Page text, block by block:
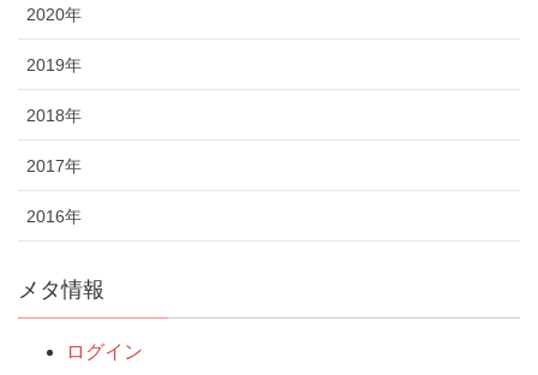
2020年
2019年
2018年
2017年
2016年
メタ情報
ログイン